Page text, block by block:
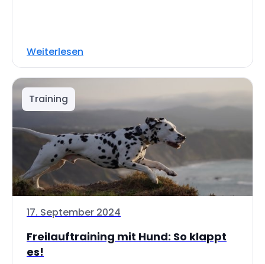
Weiterlesen
Training
17. September 2024
Freilauftraining mit Hund: So klappt
es!